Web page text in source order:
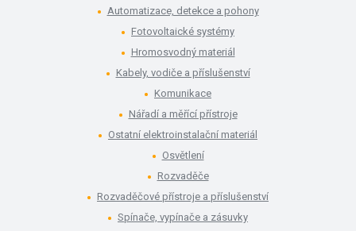
Automatizace, detekce a pohony
Fotovoltaické systémy
Hromosvodný materiál
Kabely, vodiče a příslušenství
Komunikace
Nářadí a měřící přístroje
Ostatní elektroinstalační materiál
Osvětlení
Rozvaděče
Rozvaděčové přístroje a příslušenství
Spínače, vypínače a zásuvky